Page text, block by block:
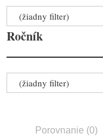
(žiadny filter)
Ročník
(žiadny filter)
Porovnanie (0)